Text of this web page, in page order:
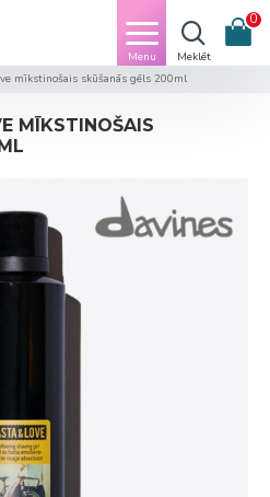
0
mīkstinošais skūšanās gēls 200ml
MĪKSTINOŠAIS